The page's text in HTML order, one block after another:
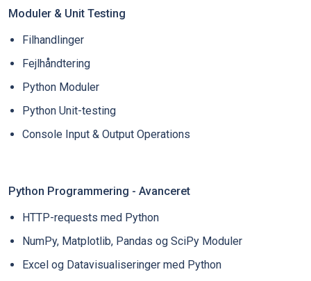
Moduler & Unit Testing
Filhandlinger
Fejlhåndtering
Python Moduler
Python Unit-testing
Console Input & Output Operations
Python Programmering - Avanceret
HTTP-requests med Python
NumPy, Matplotlib, Pandas og SciPy Moduler
Excel og Datavisualiseringer med Python